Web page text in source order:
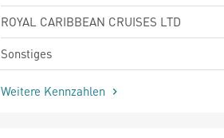
ROYAL CARIBBEAN CRUISES LTD
Sonstiges
Weitere Kennzahlen